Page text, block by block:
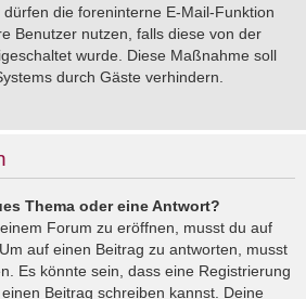
die foreninterne E-Mail-Funktion
Benutzer nutzen, falls diese von der
wurde. Diese Maßnahme soll
durch Gäste verhindern.
Thema oder eine Antwort?
Forum zu eröffnen, musst du auf
Um auf einen Beitrag zu antworten, musst
Es könnte sein, dass eine Registrierung
Beitrag schreiben kannst. Deine